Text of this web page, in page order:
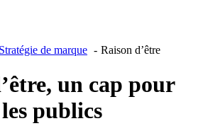
Stratégie de marque Raison d’être
un cap pour
publics